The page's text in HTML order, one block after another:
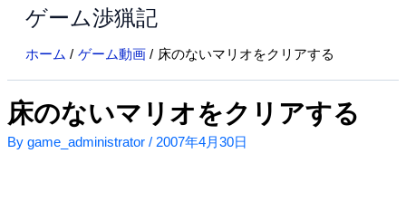
ス
キ
ッ
プ
ゲーム渉猟記
ホーム ゲーム動画 床のないマリオをクリアする
床のないマリオをクリアする
By game_administrator / 2007年4月30日